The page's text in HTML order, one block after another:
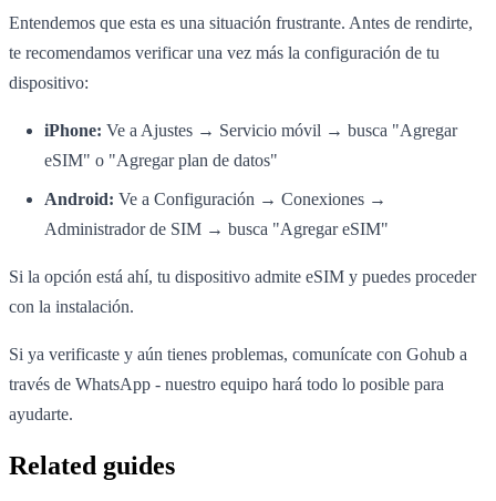
Entendemos que esta es una situación frustrante. Antes de rendirte,
te recomendamos verificar una vez más la configuración de tu
dispositivo:
iPhone: Ve a Ajustes → Servicio móvil → busca "Agregar
eSIM" o "Agregar plan de datos"
Android: Ve a Configuración → Conexiones →
Administrador de SIM → busca "Agregar eSIM"
Si la opción está ahí, tu dispositivo admite eSIM y puedes proceder
con la instalación.
Si ya verificaste y aún tienes problemas, comunícate con Gohub a
través de WhatsApp - nuestro equipo hará todo lo posible para
ayudarte.
Related guides